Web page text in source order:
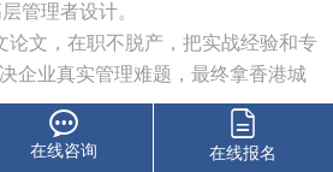
管理者设计。
论文，在职不脱产，把实战经验和专
企业真实管理难题，最终拿香港城
博士项目
在线咨询 在线报名